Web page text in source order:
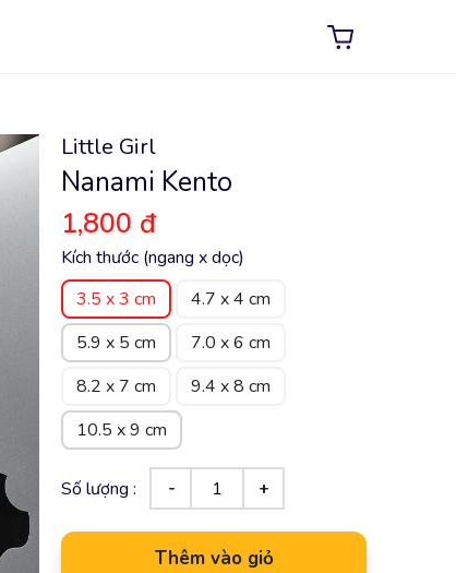
Little Girl
Nanami Kento
1,800 đ
Kích thước (ngang x dọc)
3.5 x 3 cm
4.7 x 4 cm
5.9 x 5 cm
7.0 x 6 cm
8.2 x 7 cm
9.4 x 8 cm
10.5 x 9 cm
Số lượng :
Thêm vào giỏ